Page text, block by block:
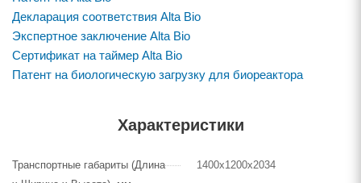
Декларация соответствия Alta Bio
Экспертное заключение Alta Bio
Сертификат на таймер Alta Bio
Патент на биологическую загрузку для биореактора
Характеристики
Транспортные габариты (Длина
1400х1200х2034